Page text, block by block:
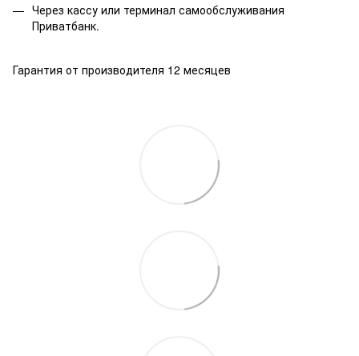
Через кассу или терминал самообслуживания
Приватбанк.
Гарантия от производителя 12 месяцев